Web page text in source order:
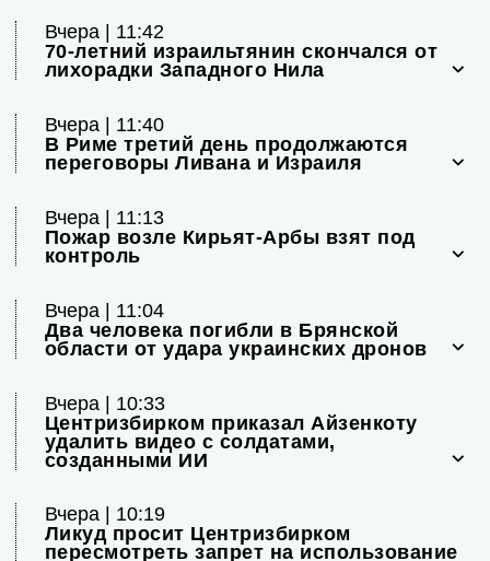
Вчера | 11:42
70-летний израильтянин скончался от
лихорадки Западного Нила
Вчера | 11:40
В Риме третий день продолжаются
переговоры Ливана и Израиля
Вчера | 11:13
Пожар возле Кирьят-Арбы взят под
контроль
Вчера | 11:04
Два человека погибли в Брянской
области от удара украинских дронов
Вчера | 10:33
Центризбирком приказал Айзенкоту
удалить видео с солдатами,
созданными ИИ
Вчера | 10:19
Ликуд просит Центризбирком
пересмотреть запрет на использование